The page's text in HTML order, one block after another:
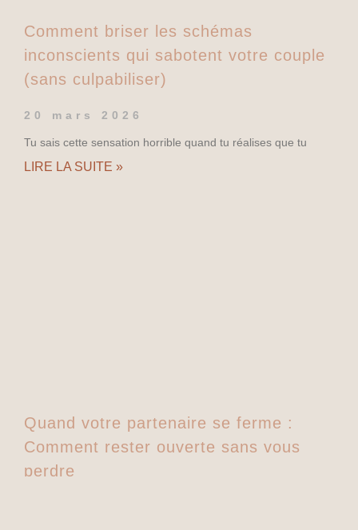
Comment briser les schémas
inconscients qui sabotent votre couple
(sans culpabiliser)
20 mars 2026
Tu sais cette sensation horrible quand tu réalises que tu
LIRE LA SUITE »
Quand votre partenaire se ferme :
Comment rester ouverte sans vous
perdre